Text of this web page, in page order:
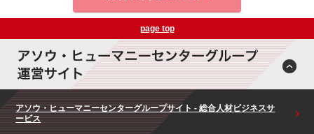
page top
アソウ・ヒューマニーセンターグループサイト - 総合人材ビジネスサ
ービス